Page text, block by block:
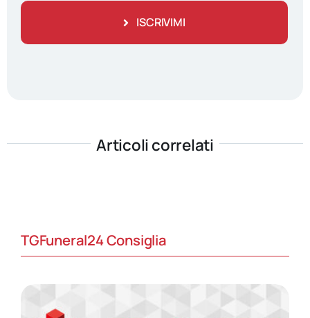
ISCRIVIMI
Articoli correlati
TGFuneral24 Consiglia